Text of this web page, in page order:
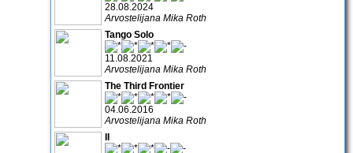
28.08.2024
Arvostelijana Mika Roth
Tango Solo
11.08.2021
Arvostelijana Mika Roth
The Third Frontier
04.06.2016
Arvostelijana Mika Roth
II